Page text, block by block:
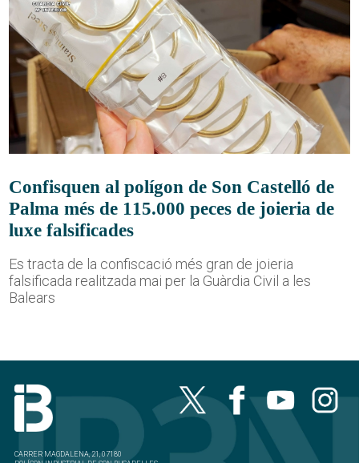
Confisquen al polígon de Son Castelló de
Palma més de 115.000 peces de joieria de
luxe falsificades
Es tracta de la confiscació més gran de joieria
falsificada realitzada mai per la Guàrdia Civil a les
Balears
CARRER MAGDALENA, 21, 07180